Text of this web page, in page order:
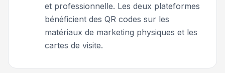
et professionnelle. Les deux plateformes
bénéficient des QR codes sur les
matériaux de marketing physiques et les
cartes de visite.